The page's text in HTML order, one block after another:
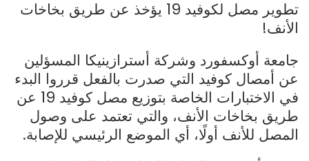
تطوير مصل لكوفيد 19 يؤخذ عن طريق بخاخات
الأنف!
جامعة أوكسفورد وشركة أسترازينيكا المسؤلين
عن أمصال كوفيد التي صدرت بالفعل قرروا البدء
في الاختبارات الخاصة بتوزيع مصل كوفيد 19 عن
طريق بخاخات الأنف، والتي تعتمد على وصول
المصل للأنف أولًا، أي الموضع الرئيسي للإصابة.